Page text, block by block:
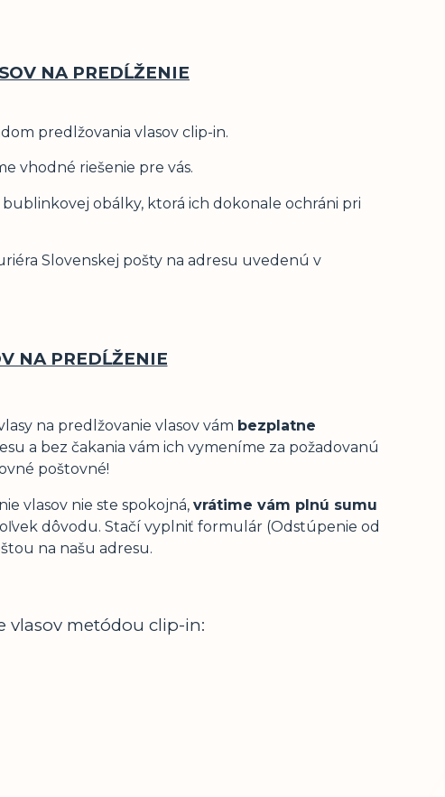
NA PREDĹŽENIE
predlžovania vlasov clip-in.
vhodné riešenie pre vás.
obálky, ktorá ich dokonale ochráni pri
Slovenskej pošty na adresu uvedenú v
NA PREDĹŽENIE
na predlžovanie vlasov vám bezplatne
a bez čakania vám ich vymeníme za požadovanú
poštovné!
vlasov nie ste spokojná, vrátime vám plnú sumu
dôvodu. Stačí vyplniť formulár (Odstúpenie od
na našu adresu.
vlasov metódou clip-in: